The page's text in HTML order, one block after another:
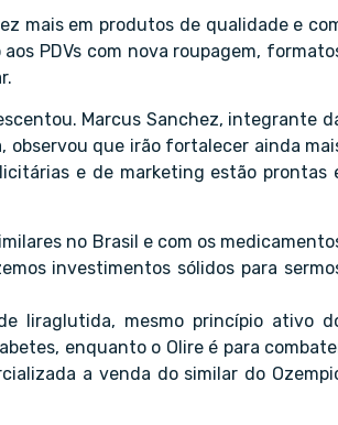
mais em produtos de qualidade e
PDVs com nova roupagem,
Marcus Sanchez, integrante
observou que irão fortalecer ainda
e de marketing estão prontas
no Brasil e com os
investimentos sólidos para
liraglutida, mesmo princípio ativo
enquanto o Olire é para
a venda do similar do